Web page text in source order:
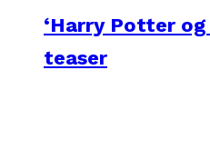
‘Harry Potter og
teaser